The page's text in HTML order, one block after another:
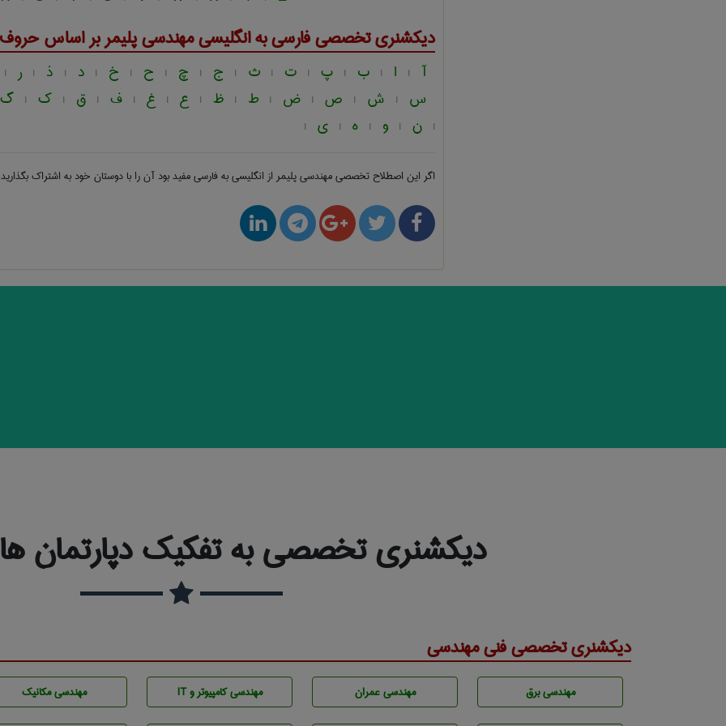
دیکشنری تخصصی فارسی به انگلیسیمهندسی پليمربر اساس حروف
آ | ا | ب | پ | ت | ث | ج | چ | ح | خ | د | ذ | ر |
س | ش | ص | ض | ط | ظ | ع | غ | ف | ق | ک | گ
| ن | و | ه | ی |
اگر این اصطلاح تخصصیمهندسی پليمر از انگلیسی به فارسیمفید بود آن را با دوستان خود به اشتراک بگذارید
دیکشنری تخصصی به تفکیک دپارتمان
دیکشنری تخصصی فنی مهندسی
مهندسی برق مهندسی عمران مهندسی كامپيوتر و IT مهندسی مکانیک